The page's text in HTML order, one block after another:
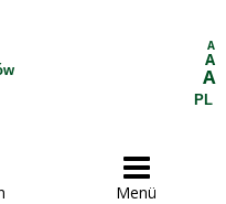
A
A
A
PL

Menü